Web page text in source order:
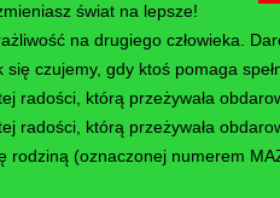
świat na lepsze!
na drugiego człowieka.
czujemy, gdy ktoś pomaga
radości, którą przeżywała
radości, którą przeżywała
rodziną (oznaczonej numerem